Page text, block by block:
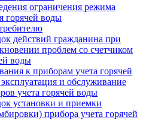
ограничения режима
горячей воды
действий гражданина при
проблем со счетчиком
воды
к приборам учета горячей
и обслуживание
учета горячей воды
установки и приемки
прибора учета горячей